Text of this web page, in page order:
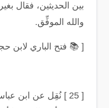
بين الحديثين، فقال
والله الموفِّق.
[
📚 فتح الباري لابن حجر
[ 25 ]
نُقِل عن ابن